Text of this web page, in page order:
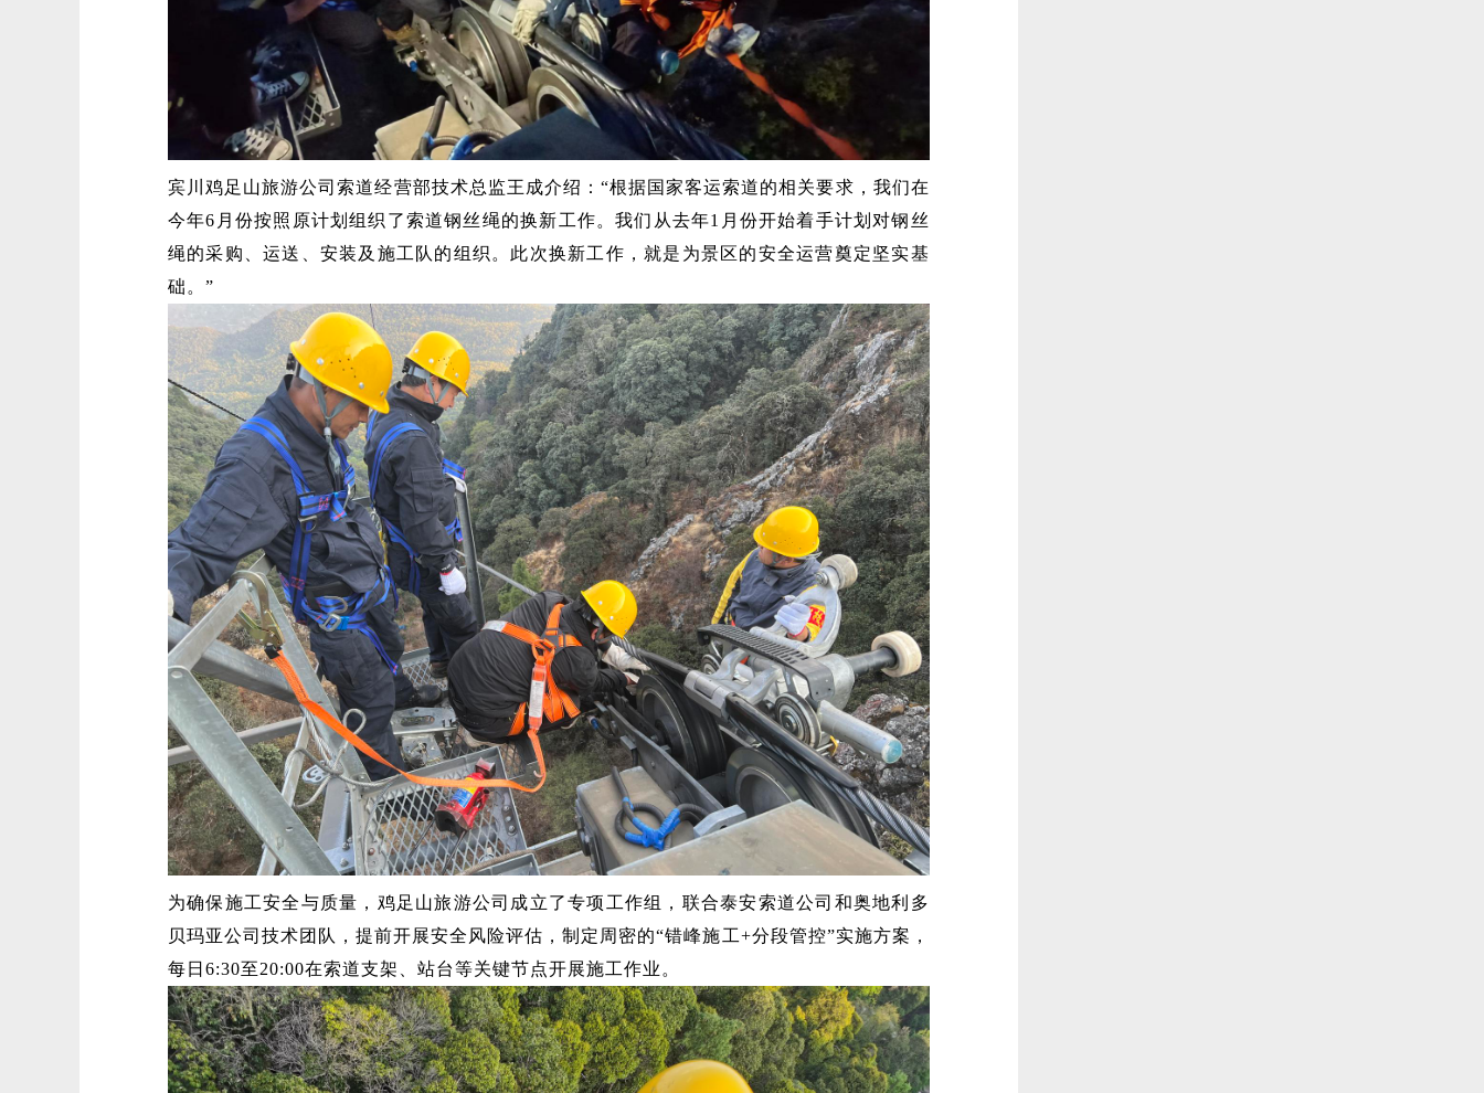
宾川鸡足山旅游公司索道经营部技术总监王成介绍：“根据国家客运索道的相关要求，我们在
今年6月份按照原计划组织了索道钢丝绳的换新工作。我们从去年1月份开始着手计划对钢丝
绳的采购、运送、安装及施工队的组织。此次换新工作，就是为景区的安全运营奠定坚实基
础。”
为确保施工安全与质量，鸡足山旅游公司成立了专项工作组，联合泰安索道公司和奥地利多
贝玛亚公司技术团队，提前开展安全风险评估，制定周密的“错峰施工+分段管控”实施方案，
每日6:30至20:00在索道支架、站台等关键节点开展施工作业。